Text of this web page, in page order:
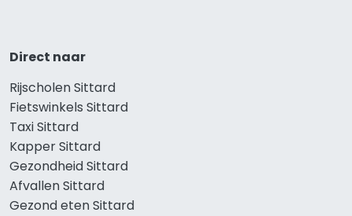
Direct naar
Rijscholen Sittard
Fietswinkels Sittard
Taxi Sittard
Kapper Sittard
Gezondheid Sittard
Afvallen Sittard
Gezond eten Sittard